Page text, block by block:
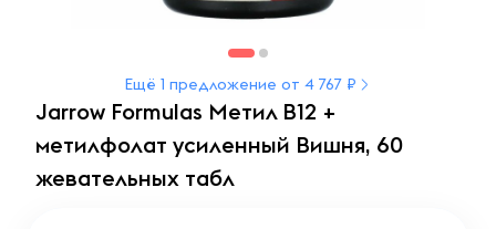
Ещё 1 предложение от 4 767 ₽
Jarrow Formulas Метил B12 +
метилфолат усиленный Вишня, 60
жевательных табл